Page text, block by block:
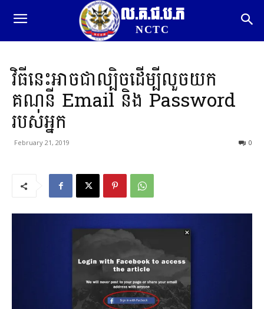
ល.គ.ជ.ប.ភ
NCTC
វិធី​នេះ​អាច​ជា​ល្បិច​ដើម្បី​លួច​យក​
គណនី Email និង Password
របស់​អ្នក
February 21, 2019 0